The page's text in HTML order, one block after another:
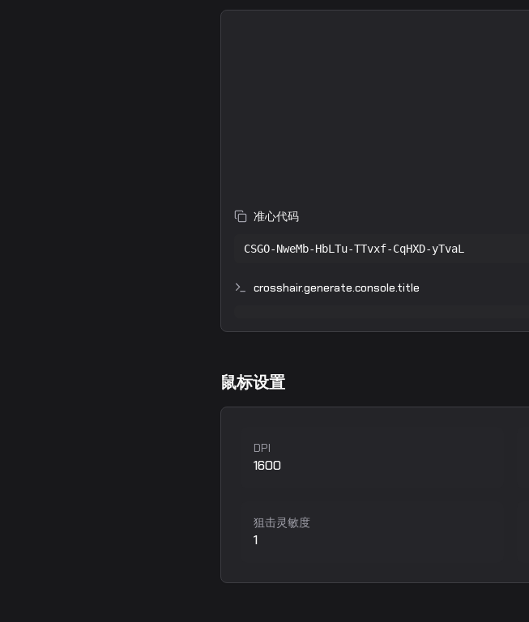
准心代码
CSGO-NweMb-HbLTu-TTvxf-CqHXD-yTvaL
crosshair.generate.console.title
鼠标设置
DPI
1600
狙击灵敏度
1